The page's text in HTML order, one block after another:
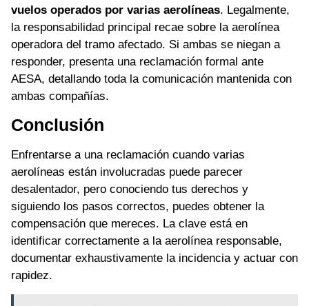
vuelos operados por varias aerolíneas. Legalmente,
la responsabilidad principal recae sobre la aerolínea
operadora del tramo afectado. Si ambas se niegan a
responder, presenta una reclamación formal ante
AESA, detallando toda la comunicación mantenida con
ambas compañías.
Conclusión
Enfrentarse a una reclamación cuando varias
aerolíneas están involucradas puede parecer
desalentador, pero conociendo tus derechos y
siguiendo los pasos correctos, puedes obtener la
compensación que mereces. La clave está en
identificar correctamente a la aerolínea responsable,
documentar exhaustivamente la incidencia y actuar con
rapidez.